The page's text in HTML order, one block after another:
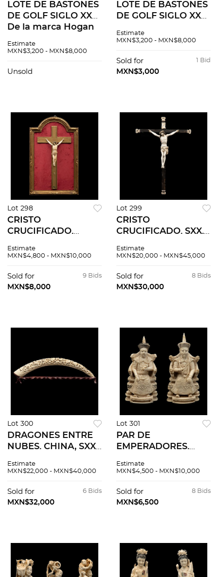
LOTE DE BASTONES
DE GOLF SIGLO XX
De la marca Hogan
algunos con fundas,
numeraciones,
Estimate
MXN$3,200 - MXN$8,000
Unsold
LOTE DE BASTONES
DE GOLF SIGLO XX
Consta de17
con fundas, en
diferentes
Estimate
MXN$3,200 - MXN$8,000
1 Bid
Sold for
MXN$3,000
Lot 298
CRISTO
CRUCIFICADO.
Talla en marfil, cruz
dorado; enmarcado.
Cristo: 17 x 11.5 cm.
Estimate
MXN$4,800 - MXN$10,000
9 Bids
Sold for
MXN$8,000
Lot 299
CRISTO
CRUCIFICADO. SXX.
de madera,
marfil, firmado
Galgo. Cristo: 27 x 21
Estimate
MXN$20,000 - MXN$45,000
8 Bids
Sold for
MXN$30,000
Lot 300
DRAGONES ENTRE
NUBES. CHINA, SXX.
aplicaciones de
rojo y azul. 66 cm de
longitud.
Estimate
MXN$22,000 - MXN$40,000
6 Bids
Sold for
MXN$32,000
Lot 301
PAR DE
EMPERADORES.
marfil, decoración
negra, firmados. 13.5
y 14.5 cm de altura.
Estimate
MXN$4,500 - MXN$10,000
8 Bids
Sold for
MXN$6,500